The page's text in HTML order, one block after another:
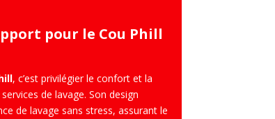
pour le Cou Phill
, c’est privilégier le confort et la
de lavage. Son design
de lavage sans stress, assurant le